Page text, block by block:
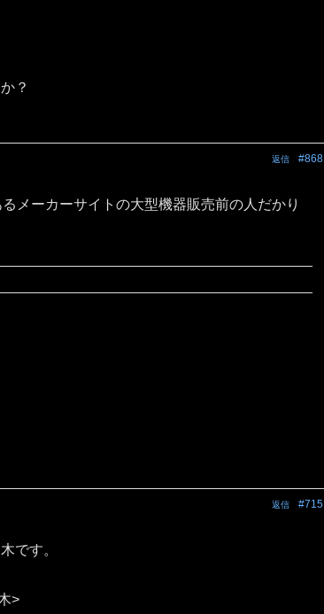
？
#868
返信
メーカーサイトの大型機器販売前の人だかり
#715
返信
です。
>